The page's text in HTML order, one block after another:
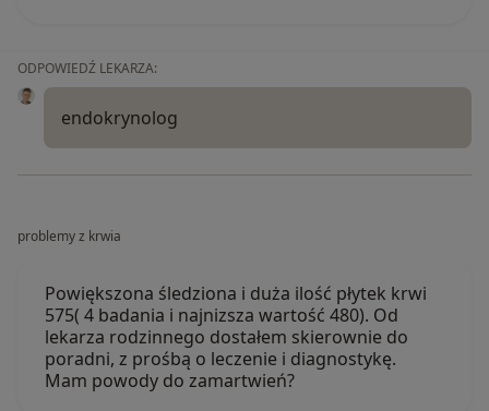
ODPOWIEDŹ LEKARZA:
endokrynolog
problemy z krwia
Powiększona śledziona i duża ilość płytek krwi
575( 4 badania i najnizsza wartość 480). Od
lekarza rodzinnego dostałem skierownie do
poradni, z prośbą o leczenie i diagnostykę.
Mam powody do zamartwień?